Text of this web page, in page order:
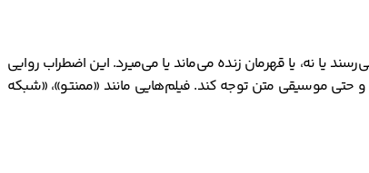
یا نه، یا قهرمان زنده می‌ماند یا می‌میرد. این اضطراب روایی
و حتی موسیقی متن توجه کند. فیلم‌هایی مانند «ممنتو»، «شبکه